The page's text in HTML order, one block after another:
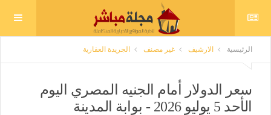
الرئيسية الارشيف غير مصنف الجريدة العقارية
سعر الدولار أمام الجنيه المصري اليوم
الأحد 5 يوليو 2026 - بوابة المدينة